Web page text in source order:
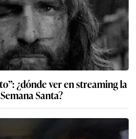
¿dónde ver en streaming la
Santa?